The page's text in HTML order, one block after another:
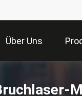
Über Uns